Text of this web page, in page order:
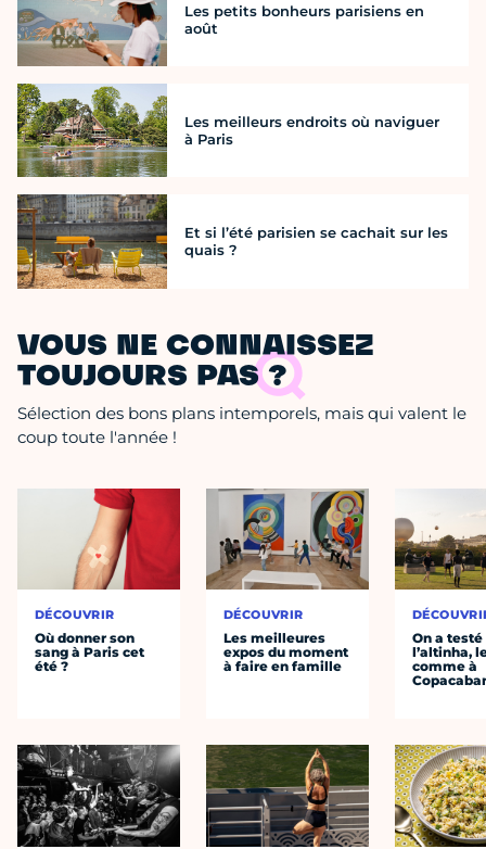
Les petits bonheurs parisiens en
août
Les meilleurs endroits où naviguer
à Paris
Et si l’été parisien se cachait sur les
quais ?
VOUS NE CONNAISSEZ
TOUJOURS PAS ?
Sélection des bons plans intemporels, mais qui valent le
coup toute l'année !
DÉCOUVRIR
Où donner son
sang à Paris cet
été ?
DÉCOUVRIR
Les meilleures
expos du moment
à faire en famille
On a testé
l’altinha,
comme à